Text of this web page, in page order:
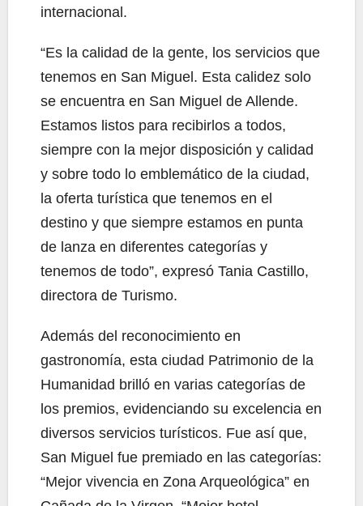
internacional.
“Es la calidad de la gente, los servicios que
tenemos en San Miguel. Esta calidez solo
se encuentra en San Miguel de Allende.
Estamos listos para recibirlos a todos,
siempre con la mejor disposición y calidad
y sobre todo lo emblemático de la ciudad,
la oferta turística que tenemos en el
destino y que siempre estamos en punta
de lanza en diferentes categorías y
tenemos de todo”, expresó Tania Castillo,
directora de Turismo.
Además del reconocimiento en
gastronomía, esta ciudad Patrimonio de la
Humanidad brilló en varias categorías de
los premios, evidenciando su excelencia en
diversos servicios turísticos. Fue así que,
San Miguel fue premiado en las categorías:
“Mejor vivencia en Zona Arqueológica” en